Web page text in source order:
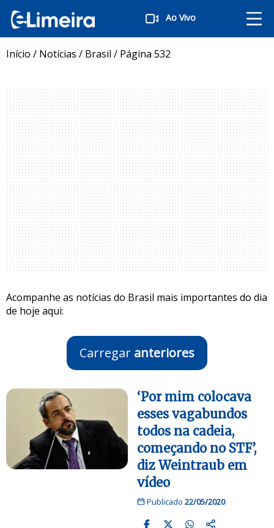
Ao Vivo
Início / Notícias / Brasil / Página 532
Acompanhe as notícias do Brasil mais importantes do dia
de hoje aqui:
Carregar anteriores
‘Por mim colocava
esses vagabundos
todos na cadeia,
começando no STF’,
diz Weintraub em
vídeo
Publicado 22/05/2020